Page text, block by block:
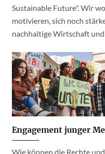
Sustainable Future". Wir
motivieren, sich noch
nachhaltige Wirtschaft
Engagement junger
Wie können die Rechte